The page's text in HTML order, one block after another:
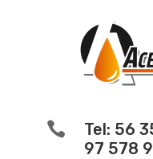

Tel: 56
97 578